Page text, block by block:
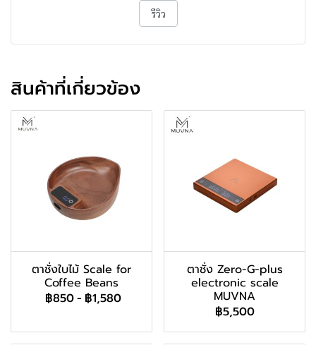
รีวิว
สินค้าที่เกี่ยวข้อง
ตาชั่งใบไม้ Scale for
Coffee Beans
฿850- ฿1,580
ตาชั่ง Zero-G-plus
electronic scale
MUVNA
฿5,500